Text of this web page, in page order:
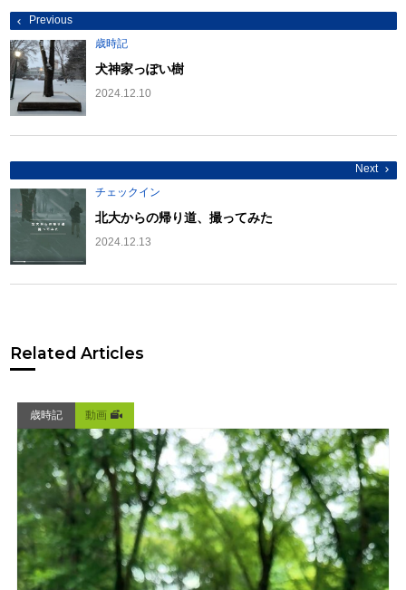
投
稿
ナ
ビ
ゲ
ー
シ
ョ
ン
Previous
歳時記
犬神家っぽい樹
2024.12.10
Next
チェックイン
北大からの帰り道、撮ってみた
2024.12.13
Related Articles
歳時記 動画